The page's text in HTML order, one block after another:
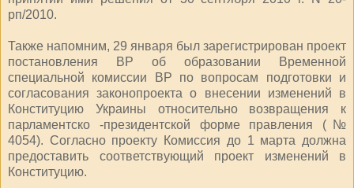
рп/2010.
Также напомним, 29 января был зарегистрирован проект
постановления ВР об образовании Временной
специальной комиссии ВР по вопросам подготовки и
согласования законопроекта о внесении изменений в
Конституцию Украины относительно возвращения к
парламентско -президентской форме правления (№
4054). Согласно проекту Комиссия до 1 марта должна
предоставить соответствующий проект изменений в
Конституцию.